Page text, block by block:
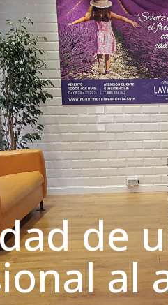
de
al